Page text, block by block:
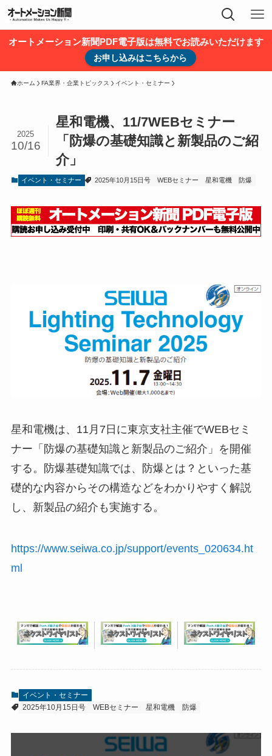
オートメーション新聞PDF電子版は無料でお読みいただけます
お申し込みはこちらから
ホーム FA業界・企業トピックス イベント・セミナー
星和電機、11/7WEBセミナー
「防爆の基礎知識と新製品のご紹
介」
2025
10/16
イベント・セミナー 2025年10月15日号 WEBセミナー 星和電機 防爆
星和電機は、11月7日に東京支社主催でWEBセミ
ナー「防爆の基礎知識と新製品のご紹介」を開催
する。防爆基礎知識では、防爆とは？といった基
礎的な内容からその構造などをわかりやすく解説
し、新製品の紹介も実施する。
https://www.seiwa.co.jp/support/events_020634.ht
ml
イベント・セミナー
2025年10月15日号
WEBセミナー 星和電機 防爆